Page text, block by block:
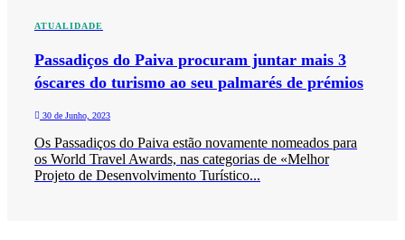
ATUALIDADE
Passadiços do Paiva procuram juntar mais 3
óscares do turismo ao seu palmarés de prémios
30 de Junho, 2023
Os Passadiços do Paiva estão novamente nomeados para
os World Travel Awards, nas categorias de «Melhor
Projeto de Desenvolvimento Turístico...